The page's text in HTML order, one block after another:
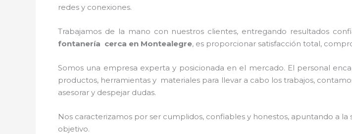
redes y conexiones.
Trabajamos de la mano con nuestros clientes, entregando resultados
fontanería cerca en Montealegre, es proporcionar satisfacción total,
Somos una empresa experta y posicionada en el mercado. El personal
productos, herramientas y materiales para llevar a cabo los trabajos,
asesorar y despejar dudas.
Nos caracterizamos por ser cumplidos, confiables y honestos, apuntando a
objetivo.